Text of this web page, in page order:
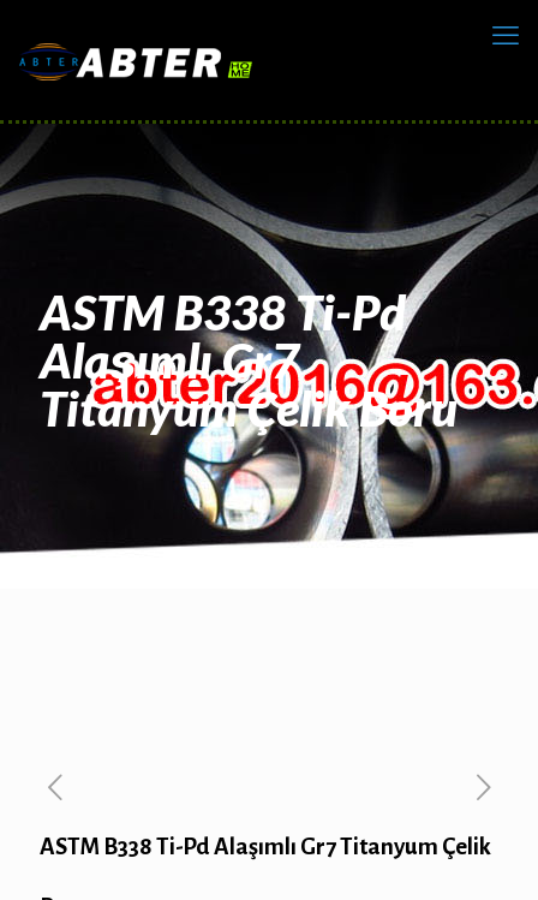
ASTM B338 Ti-Pd
Alaşımlı Gr7
Titanyum Çelik Boru
ASTM B338 Ti-Pd Alaşımlı Gr7 Titanyum Çelik